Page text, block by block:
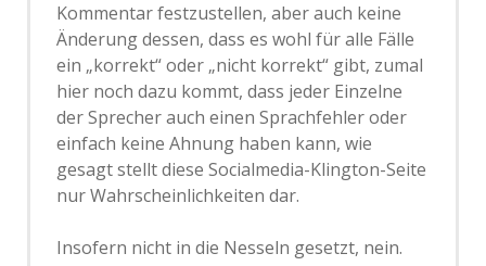
Kommentar festzustellen, aber auch keine
Änderung dessen, dass es wohl für alle Fälle
ein „korrekt“ oder „nicht korrekt“ gibt, zumal
hier noch dazu kommt, dass jeder Einzelne
der Sprecher auch einen Sprachfehler oder
einfach keine Ahnung haben kann, wie
gesagt stellt diese Socialmedia-Klington-Seite
nur Wahrscheinlichkeiten dar.
Insofern nicht in die Nesseln gesetzt, nein.